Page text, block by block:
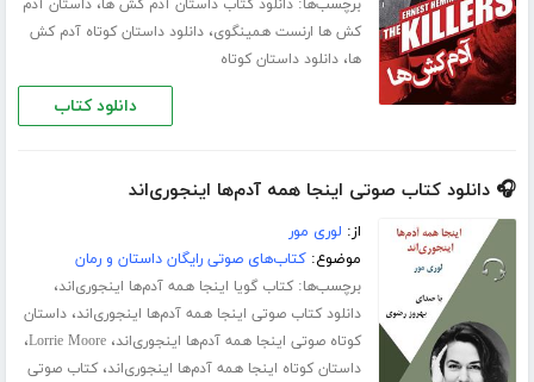
برچسب‌ها:دانلود کتاب داستان آدم کش ها،داستان آدم
کش ها ارنست همینگوی،دانلود داستان کوتاه آدم کش
ها،دانلود داستان کوتاه
دانلود کتاب
🎧 دانلود کتاب صوتی اینجا همه آدم‌ها اینجوری‌اند
از: لوری مور
موضوع:کتاب‌های صوتی رایگان داستان و رمان
برچسب‌ها:کتاب گویا اینجا همه آدم‌ها اینجوری‌اند،
دانلود کتاب صوتی اینجا همه آدم‌ها اینجوری‌اند،داستان
کوتاه صوتی اینجا همه آدم‌ها اینجوری‌اند،Lorrie Moore،
داستان کوتاه اینجا همه آدم‌ها اینجوری‌اند،کتاب صوتی